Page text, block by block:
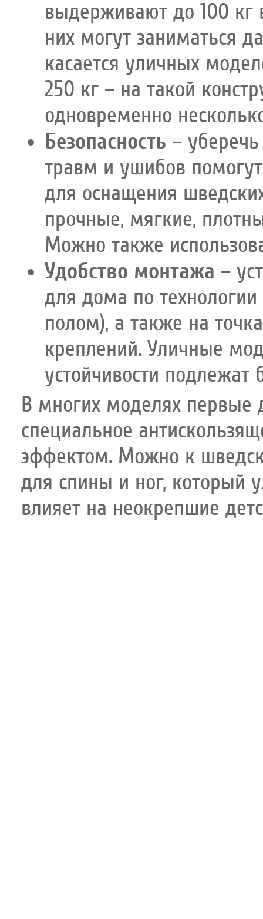
выдерживают до 100 кг
них могут заниматься
касается уличных
250 кг – на такой
одновременно
Безопасность –
травм и ушибов
для оснащения
прочные, мягкие,
Можно также
Удобство монтажа –
для дома по
полом), а также на
креплений. Уличные
устойчивости
В многих моделях первые
специальное
эффектом. Можно к
для спины и ног, который
влияет на неокрепшие